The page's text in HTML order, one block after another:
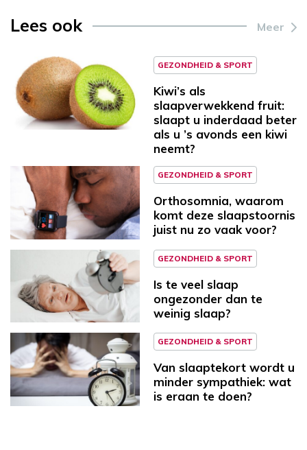
Lees ook Meer
GEZONDHEID & SPORT
Kiwi’s als
slaapverwekkend fruit:
slaapt u inderdaad beter
als u ’s avonds een kiwi
neemt?
GEZONDHEID & SPORT
Orthosomnia, waarom
komt deze slaapstoornis
juist nu zo vaak voor?
GEZONDHEID & SPORT
Is te veel slaap
ongezonder dan te
weinig slaap?
GEZONDHEID & SPORT
Van slaaptekort wordt u
minder sympathiek: wat
is eraan te doen?